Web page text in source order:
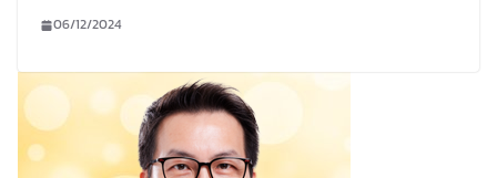
06/12/2024